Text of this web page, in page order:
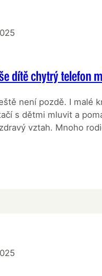
dítě chytrý telefon
není pozdě. I malé
s dětmi mluvit a
vztah. Mnoho
v jeho věku
protože mají na…